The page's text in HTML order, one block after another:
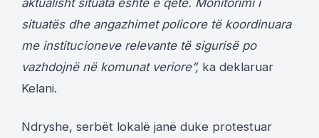
aktualisht situata është e qetë. Monitorimi i
situatës dhe angazhimet policore të koordinuara
me institucioneve relevante të sigurisë po
vazhdojnë në komunat veriore”, ka deklaruar
Kelani.
Ndryshe, serbët lokalë janë duke protestuar